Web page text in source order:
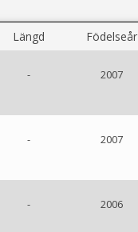
Längd Födelseår
- 2007
- 2007
- 2006